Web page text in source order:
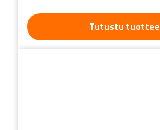
Tutustu